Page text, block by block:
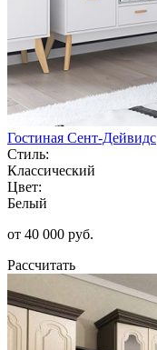
Гостиная Сент-Дейвидс
Стиль:
Классический
Цвет:
Белый
от 40 000 руб.
Рассчитать